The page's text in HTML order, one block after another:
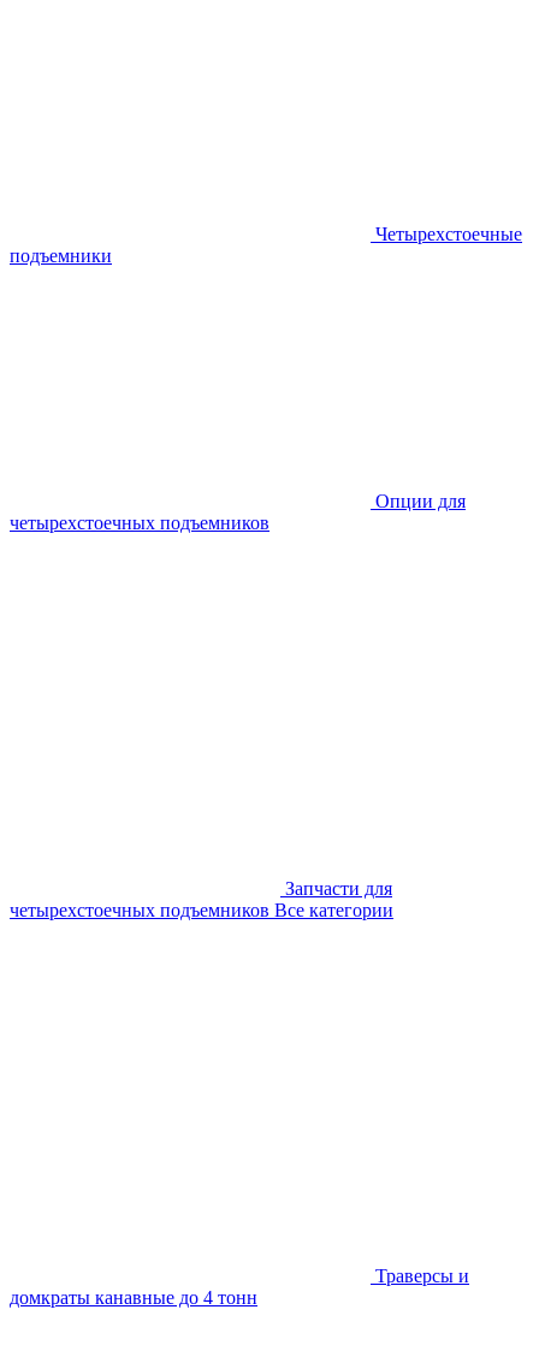
Четырехстоечные
подъемники
Опции для
четырехстоечных подъемников
Запчасти для
четырехстоечных подъемников Все категории
Траверсы и
домкраты канавные до 4 тонн